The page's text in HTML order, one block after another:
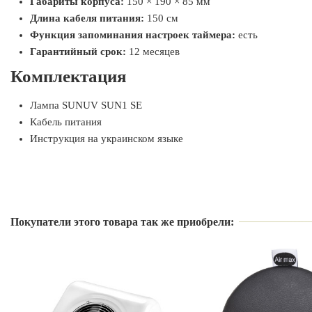
Длина кабеля питания: 150 см
Функция запоминания настроек таймера: есть
Гарантийный срок: 12 месяцев
Комплектация
Лампа SUNUV SUN1 SE
Кабель питания
Инструкция на украинском языке
Страна производитель
Да, лампа отлично подходит для сушки любых видов гель-лаков и
Да, лампа оснащена сенсором движения и включается
Лампа подойдёт как для домашнего использования, так и для
Покупатели этого товара так же приобрели: